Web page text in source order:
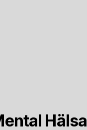
Hälsa